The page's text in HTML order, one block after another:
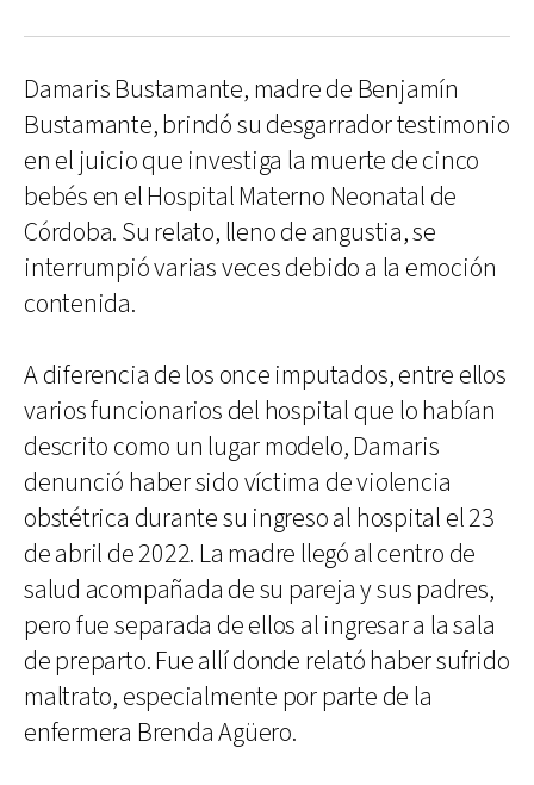
Damaris Bustamante, madre de Benjamín
Bustamante, brindó su desgarrador testimonio
en el juicio que investiga la muerte de cinco
bebés en el Hospital Materno Neonatal de
Córdoba. Su relato, lleno de angustia, se
interrumpió varias veces debido a la emoción
contenida.
A diferencia de los once imputados, entre ellos
varios funcionarios del hospital que lo habían
descrito como un lugar modelo, Damaris
denunció haber sido víctima de violencia
obstétrica durante su ingreso al hospital el 23
de abril de 2022. La madre llegó al centro de
salud acompañada de su pareja y sus padres,
pero fue separada de ellos al ingresar a la sala
de preparto. Fue allí donde relató haber sufrido
maltrato, especialmente por parte de la
enfermera Brenda Agüero.